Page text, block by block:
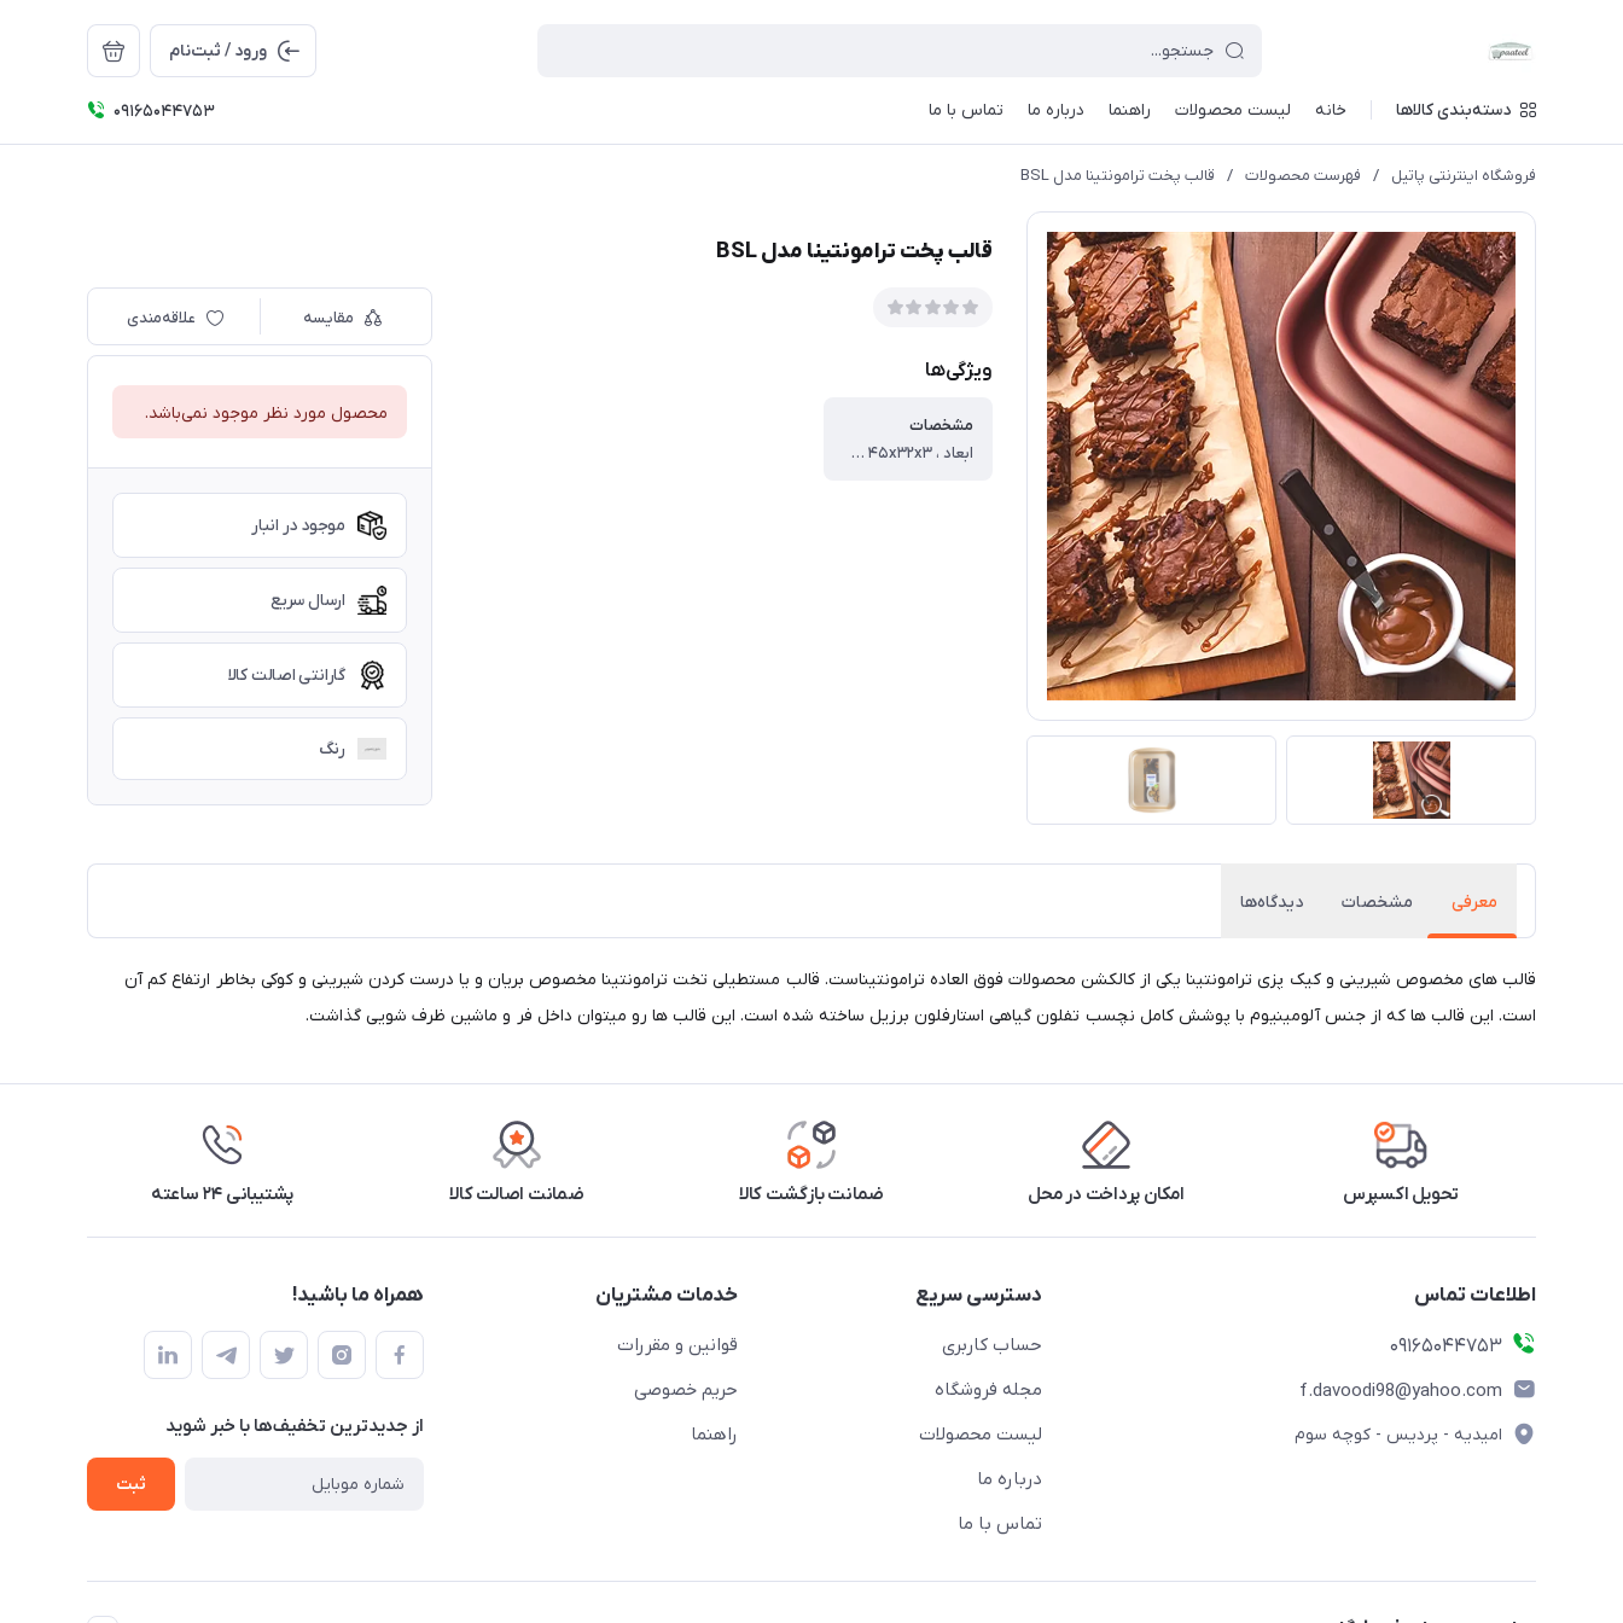
ورود / ثبت‌نام
دسته‌بندی کالاها خانه لیست محصولات راهنما درباره ما تماس با ما 09165044753
فروشگاه اینترنتی پاتیل / فهرست محصولات / قالب پخت ترامونتینا مدل BSL
قالب پخت ترامونتینا مدل BSL
ویژگی‌ها
مشخصات
ابعاد ، ۴۵x۳۲x۳ سانتی‌متر ، وزن ، ۴۲۰ گرم ، ارتفاع قالب ، ۳ سانتی متر ، جنس ، تفلون ، نحوه شست‌وشو ، قابلیت شست‌وشو در ماشین ظرفشویی
مقایسه علاقه‌مندی
محصول مورد نظر موجود نمی‌باشد.
موجود در انبار
ارسال سریع
گارانتی اصالت کالا
رنگ
معرفی مشخصات دیدگاه‌ها
قالب های مخصوص شیرینی و کیک پزی ترامونتینا یکی از کالکشن محصولات فوق العاده ترامونتیناست. قالب مستطیلی تخت ترامونتینا مخصوص بریان و یا درست کردن شیرینی و کوکی بخاطر ارتفاع کم آن
است. این قالب ها که از جنس آلومینیوم با پوشش کامل نچسب تفلون گیاهی استارفلون برزیل ساخته شده است. این قالب ها رو میتوان داخل فر و ماشین ظرف شویی گذاشت.
تحویل اکسپرس امکان پرداخت در محل ضمانت بازگشت کالا ضمانت اصالت کالا پشتیبانی ۲۴ ساعته
اطلاعات تماس
09165044753
f.davoodi98@yahoo.com
امیدیه - پردیس - کوچه سوم
دسترسی سریع
حساب کاربری
مجله فروشگاه
لیست محصولات
درباره ما
تماس با ما
خدمات مشتریان
قوانین و مقررات
حریم خصوصی
راهنما
همراه ما باشید!
از جدید‌ترین تخفیف‌ها با‌ خبر شوید
ثبت